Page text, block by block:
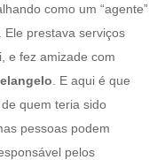
como um “agente”
prestava serviços
e fez amizade com
. E aqui é que
quem teria sido
pessoas podem
pelos